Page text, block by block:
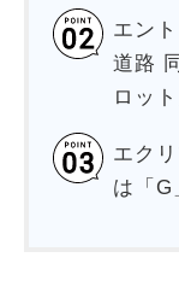
エン
道路
ロッ
エク
は「G